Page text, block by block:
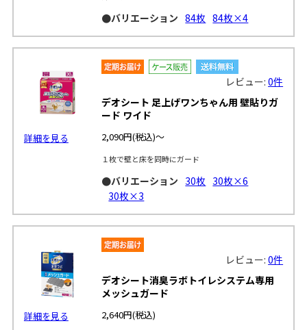
●バリエーション 84枚 84枚×4
詳細を見る
レビュー:0件
デオシート 足上げワンちゃん用 壁貼りガ
ード ワイド
2,090円(税込)～
１枚で壁と床を同時にガード
●バリエーション 30枚 30枚×6
30枚×3
詳細を見る
レビュー:0件
デオシート消臭ラボトイレシステム専用
メッシュガード
2,640円(税込)